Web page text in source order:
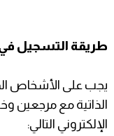
طريقة التسجيل
يجب على الأشخاص
الذاتية مع مرجعين
الإلكتروني التالي: